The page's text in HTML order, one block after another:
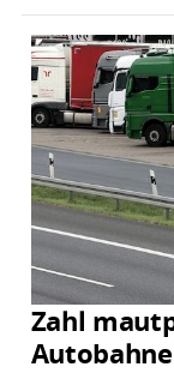
Zahl